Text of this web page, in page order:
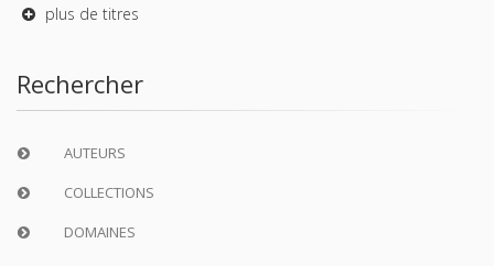
plus de titres
Rechercher
AUTEURS
COLLECTIONS
DOMAINES